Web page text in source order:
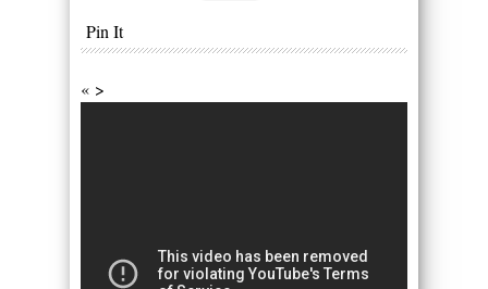
Pin It
« >